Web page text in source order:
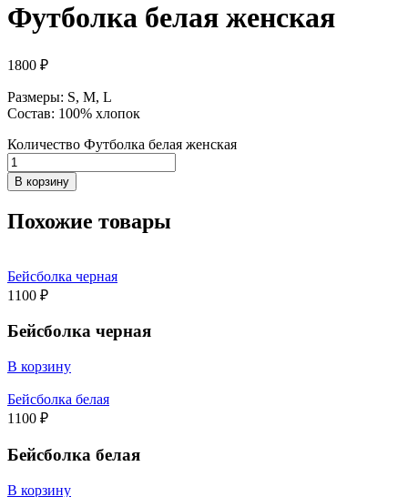
Футболка белая женская
1800 ₽
Размеры: S, M, L
Состав: 100% хлопок
Количество Футболка белая женская
В корзину
Похожие товары
Бейсболка черная
1100 ₽
Бейсболка черная
В корзину
Бейсболка белая
1100 ₽
Бейсболка белая
В корзину